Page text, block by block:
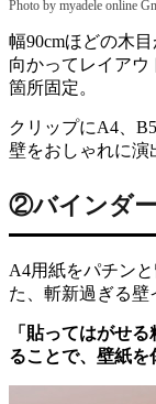
Photo by myadele online
幅90cmほどの木
向かってレイア
箇所固定。
クリップにA4、
壁をおしゃれに演
②バインダ
A4用紙をパチン
た、斬新過ぎる壁
「貼ってはがせ
ることで、壁紙を